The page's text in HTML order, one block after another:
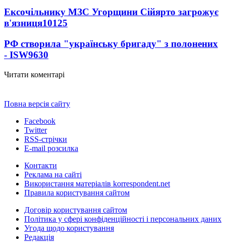
Ексочільнику МЗС Угорщини Сійярто загрожує
в'язниця10125
РФ створила "українську бригаду" з полонених
- ISW9630
Читати коментарі
Повна версія сайту
Facebook
Twitter
RSS-стрічки
E-mail розсилка
Контакти
Реклама на сайті
Використання матеріалів korrespondent.net
Правила користування сайтом
Договір користування сайтом
Політика у сфері конфіденційності і персональних даних
Угода щодо користування
Редакція